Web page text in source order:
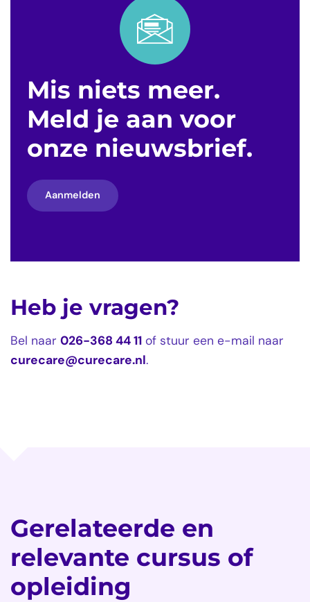
Mis niets meer.
Meld je aan voor
onze nieuwsbrief.
Aanmelden
Heb je vragen?
Bel naar 026-368 44 11 of stuur een e-mail naar
curecare@curecare.nl.
Gerelateerde en
relevante cursus of
opleiding